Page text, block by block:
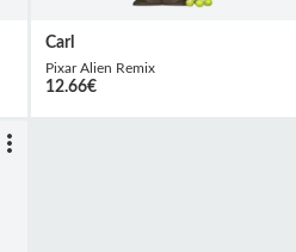
Carl
Pixar Alien Remix
12.66€